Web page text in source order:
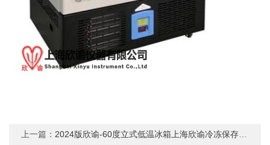
上一篇： 2024版欣谕-60度立式低温冰箱上海欣谕冷冻保存柜立式低温保存箱